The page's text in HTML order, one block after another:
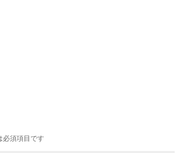
必須項目です